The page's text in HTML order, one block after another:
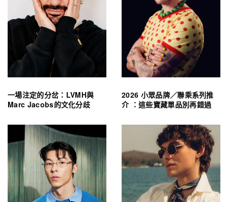
一場注定的分岔：LVMH與
Marc Jacobs的文化分歧
2026 小眾品牌／聯乘系列推
介 ：這些寶藏單品別再錯過